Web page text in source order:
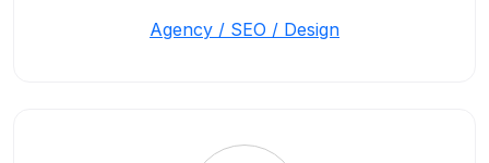
Agency / SEO / Design